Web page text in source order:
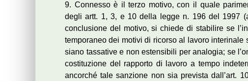
9. Connesso è il terzo motivo, con il quale
degli artt. 1, 3, e 10 della legge n. 196 del 1997
conclusione del motivo, si chiede di stabilire se
temporaneo dei motivi di ricorso al lavoro
siano tassative e non estensibili per analogia; se
costituzione del rapporto di lavoro a tempo
ancorché tale sanzione non sia prevista dall’art.